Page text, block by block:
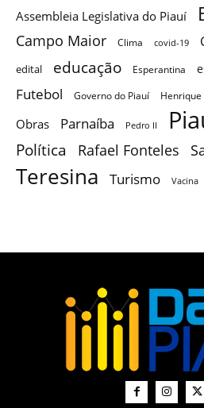
Assembleia Legislativa do Piauí
Campo Maior Clima covid-19
edital educação Esperantina
Futebol Governo do Piauí Henrique
Obras
Parnaíba Pedro II
Política Rafael Fonteles
Teresina Turismo Vacina